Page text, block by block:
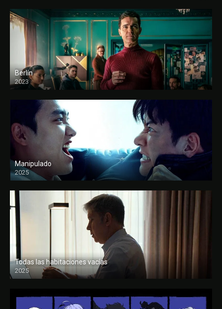
Berlín
2023
Manipulado
2025
Todas las habitaciones vacías
2025
FULL HD